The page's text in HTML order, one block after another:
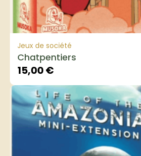
Jeux de société
Chatpentiers
15,00€